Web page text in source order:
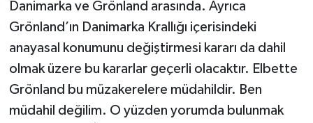
Danimarka ve Grönland arasında. Ayrıca
Grönland’ın Danimarka Krallığı içerisindeki
anayasal konumunu değiştirmesi kararı da dahil
olmak üzere bu kararlar geçerli olacaktır. Elbette
Grönland bu müzakerelere müdahildir. Ben
müdahil değilim. O yüzden yorumda bulunmak